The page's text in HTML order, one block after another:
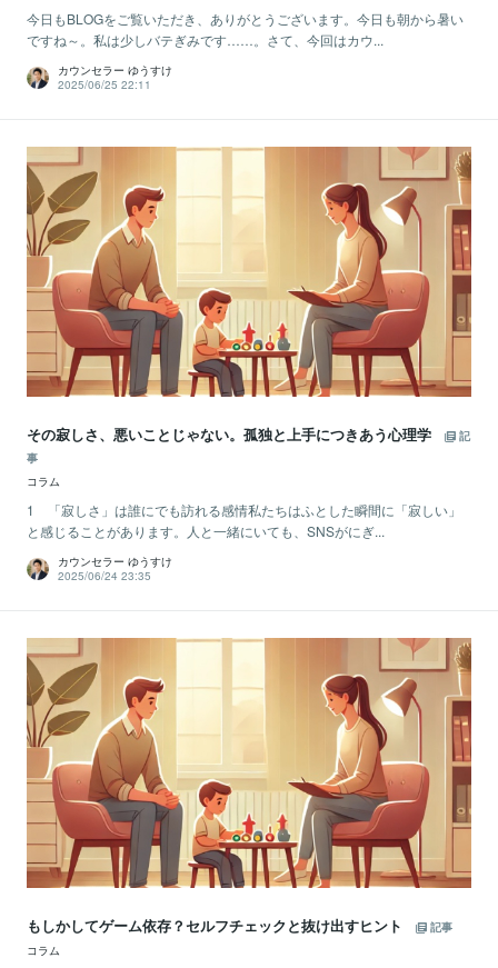
今日もBLOGをご覧いただき、ありがとうございます。今日も朝から暑い
ですね～。私は少しバテぎみです……。さて、今回はカウ...
カウンセラー ゆうすけ
2025/06/25 22:11
その寂しさ、悪いことじゃない。孤独と上手につきあう心理学
記
事
コラム
1 「寂しさ」は誰にでも訪れる感情私たちはふとした瞬間に「寂しい」
と感じることがあります。人と一緒にいても、SNSがにぎ...
カウンセラー ゆうすけ
2025/06/24 23:35
もしかしてゲーム依存？セルフチェックと抜け出すヒント
記事
コラム